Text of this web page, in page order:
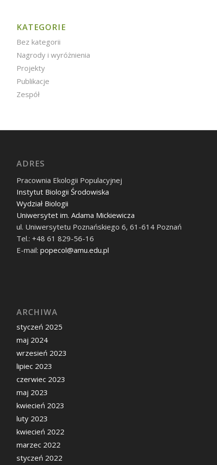
KATEGORIE
Bez kategorii
Nagrody i wyróżnienia
Projekty
Publikacje
Zespół
ADRES
Pracownia Ekologii Populacyjnej
Instytut Biologii Środowiska
Wydział Biologii
Uniwersytet im. Adama Mickiewicza
ul. Uniwersytetu Poznańskiego 6, 61-614 Poznań
Tel.: +48 61 829-56-16
E-mail: popecol@amu.edu.pl
ARCHIWA
styczeń 2025
maj 2024
wrzesień 2023
lipiec 2023
czerwiec 2023
maj 2023
kwiecień 2023
luty 2023
kwiecień 2022
marzec 2022
styczeń 2022